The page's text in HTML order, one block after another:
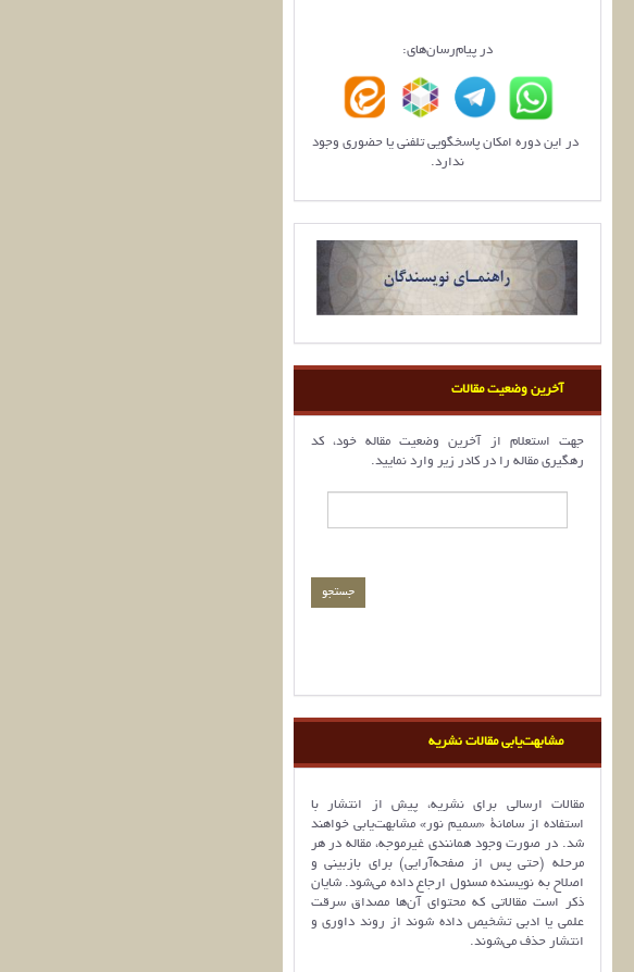
در پیام‌رسان‌های:
در این دوره امکان پاسخگویی تلفنی یا حضوری وجود
ندارد.
آخرین وضعیت مقالات
جهت استعلام از آخرین وضعیت مقاله خود، کد
رهگیری مقاله را در کادر زیر وارد نمایید.
مشابهت‌یابی مقالات نشریه
مقالات ارسالی برای نشریه، پیش از انتشار با
استفاده از سامانۀ «سمیم نور» مشابهت‌یابی خواهند
شد. در صورت وجود همانندی غیرموجه، مقاله در هر
مرحله (حتی پس از صفحه‌آرایی) برای بازبینی و
اصلاح به نویسنده مسئول ارجاع داده می‌شود. شایان
ذکر است مقالاتی که محتوای آن‌ها مصداق سرقت
علمی یا ادبی تشخیص داده شوند از روند داوری و
انتشار حذف می‌شوند.